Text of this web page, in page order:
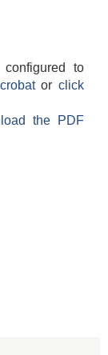
to
orclick
the PDF